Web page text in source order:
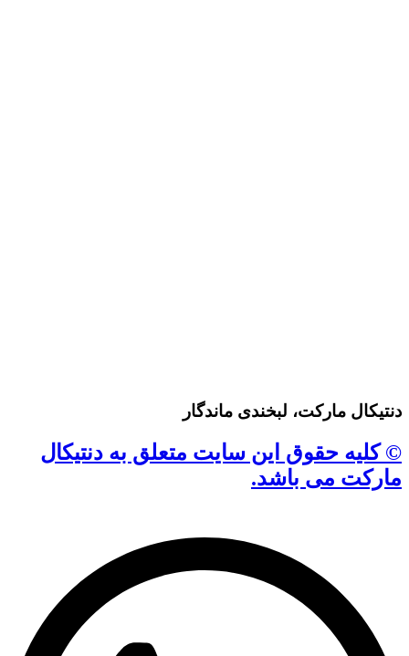
دنتیکال مارکت، لبخندی ماندگار
© کلیه حقوق این سایت متعلق به دنتیکال
مارکت می باشد.